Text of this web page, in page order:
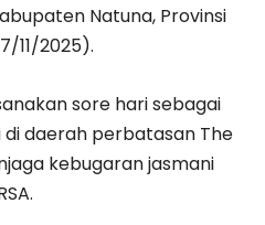
Natuna, Provinsi
11/2025).
sore hari sebagai
daerah perbatasan The
kebugaran jasmani